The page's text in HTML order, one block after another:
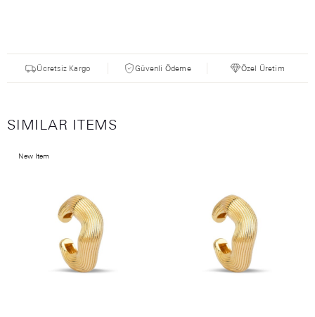
Ücretsiz Kargo Güvenli Ödeme Özel Üretim
SIMILAR ITEMS
New Item